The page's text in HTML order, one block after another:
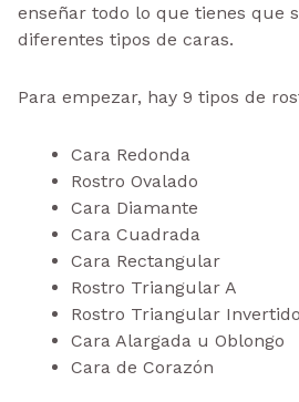
enseñar todo lo que tienes que
diferentes tipos de caras.
Para empezar, hay 9 tipos de
Cara Redonda
Rostro Ovalado
Cara Diamante
Cara Cuadrada
Cara Rectangular
Rostro Triangular A
Rostro Triangular
Cara Alargada u Oblongo
Cara de Corazón